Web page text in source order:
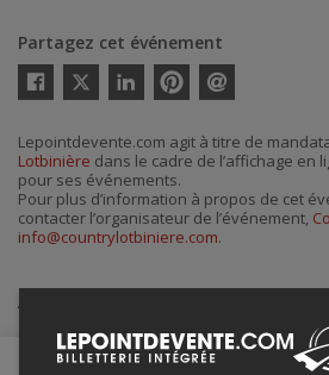
Partagez cet événement
Twitter
courriel
Lepointdevente.com agit à titre de
Lotbinière dans le cadre de l’affichage en
pour ses événements.
Pour plus d’information à propos de cet
contacter l’organisateur de l’événement,
info@countrylotbiniere.com.
Achat de billets